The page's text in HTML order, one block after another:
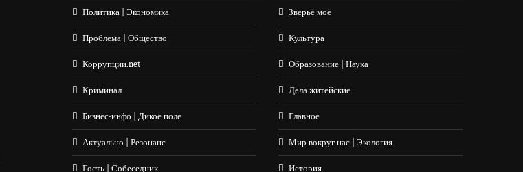
Политика | Экономика
Проблема | Общество
Коррупции.net
Криминал
Бизнес-инфо | Дикое поле
Актуально | Резонанс
Гость | Собеседник
Зверьё моё
Культура
Образование | Наука
Дела житейские
Главное
Мир вокруг нас | Экология
История